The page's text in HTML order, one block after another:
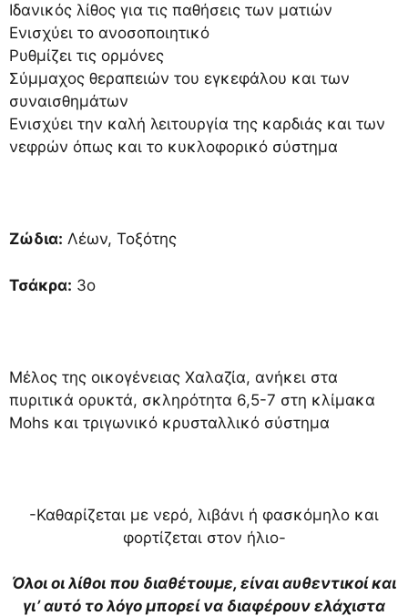
Ιδανικός λίθος για τις παθήσεις των ματιών
Ενισχύει το ανοσοποιητικό
Ρυθμίζει τις ορμόνες
Σύμμαχος θεραπειών του εγκεφάλου και των
συναισθημάτων
Ενισχύει την καλή λειτουργία της καρδιάς και των
νεφρών όπως και το κυκλοφορικό σύστημα
Ζώδια: Λέων, Τοξότης
Τσάκρα: 3ο
Μέλος της οικογένειας Χαλαζία, ανήκει στα
πυριτικά ορυκτά, σκληρότητα 6,5-7 στη κλίμακα
Mohs και τριγωνικό κρυσταλλικό σύστημα
-Καθαρίζεται με νερό, λιβάνι ή φασκόμηλο και
φορτίζεται στον ήλιο-
Όλοι οι λίθοι που διαθέτουμε, είναι αυθεντικοί και
γι’ αυτό το λόγο μπορεί να διαφέρουν ελάχιστα